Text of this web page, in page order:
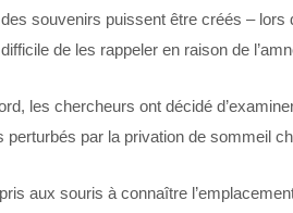
souvenirs puissent être créés – lors
de les rappeler en raison de
les chercheurs ont décidé
perturbés par la privation de sommeil
aux souris à connaître